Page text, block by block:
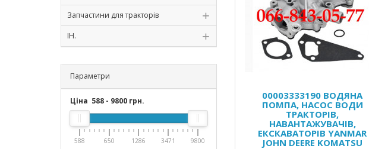
Запчастини для тракторів
ІН.
Параметри
Ціна 588 - 9800 грн.
588 650 1286 3471 9800
00003333190 ВОДЯНА
ПОМПА, НАСОС ВОДИ
ТРАКТОРІВ,
НАВАНТАЖУВАЧІВ,
ЕКСКАВАТОРІВ YANMAR
JOHN DEERE KOMATSU